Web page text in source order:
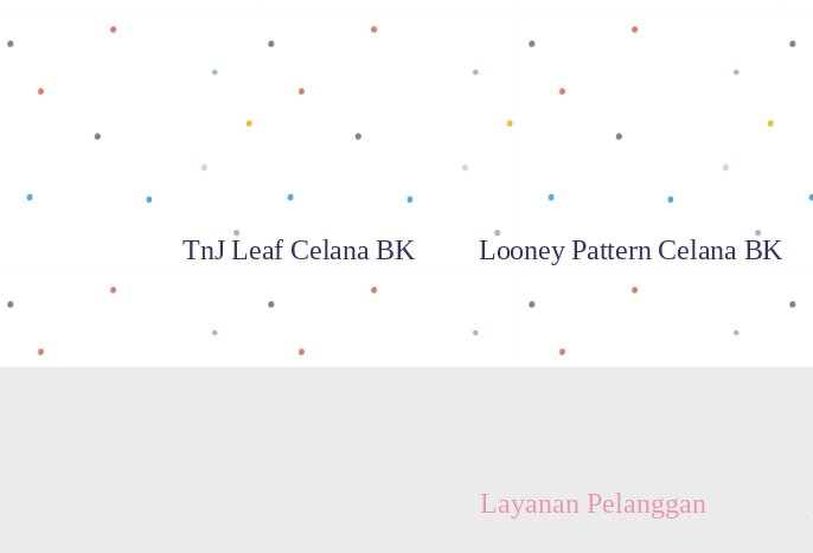
Baca selengkapnya
TnJ Leaf Celana BK Looney Pattern Celana BK
Layanan Pelanggan